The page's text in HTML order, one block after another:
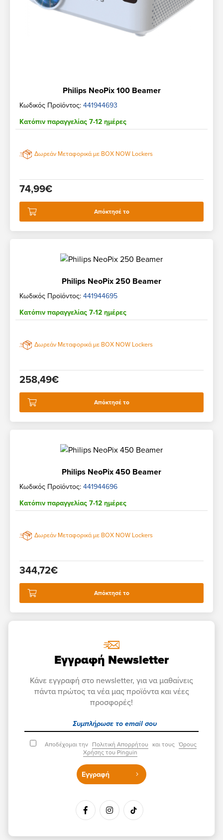
Philips NeoPix 100 Beamer
Κωδικός Προϊόντος: 441944693
Κατόπιν παραγγελίας 7-12 ημέρες
Δωρεάν Μεταφορικά με BOX NOW Lockers
74,99€
Απόκτησέ το
Philips NeoPix 250 Beamer
Κωδικός Προϊόντος: 441944695
Κατόπιν παραγγελίας 7-12 ημέρες
Δωρεάν Μεταφορικά με BOX NOW Lockers
258,49€
Απόκτησέ το
Philips NeoPix 450 Beamer
Κωδικός Προϊόντος: 441944696
Κατόπιν παραγγελίας 7-12 ημέρες
Δωρεάν Μεταφορικά με BOX NOW Lockers
344,72€
Απόκτησέ το
Εγγραφή Newsletter
Κάνε εγγραφή στο newsletter, για να μαθαίνεις
πάντα πρώτος τα νέα μας προϊόντα και νέες
προσφορές!
Αποδέχομαι την Πολιτική Απορρήτου και τους Όρους
Χρήσης του Pinguin
Εγγραφή